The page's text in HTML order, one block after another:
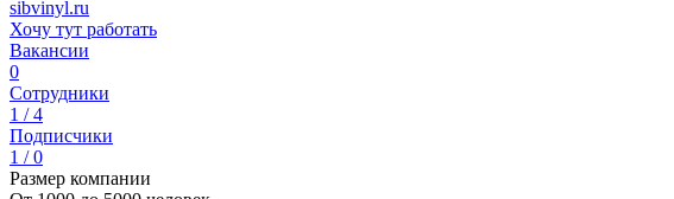
sibvinyl.ru
Хочу тут работать
Вакансии
0
Сотрудники
1 / 4
Подписчики
1 / 0
Размер компании